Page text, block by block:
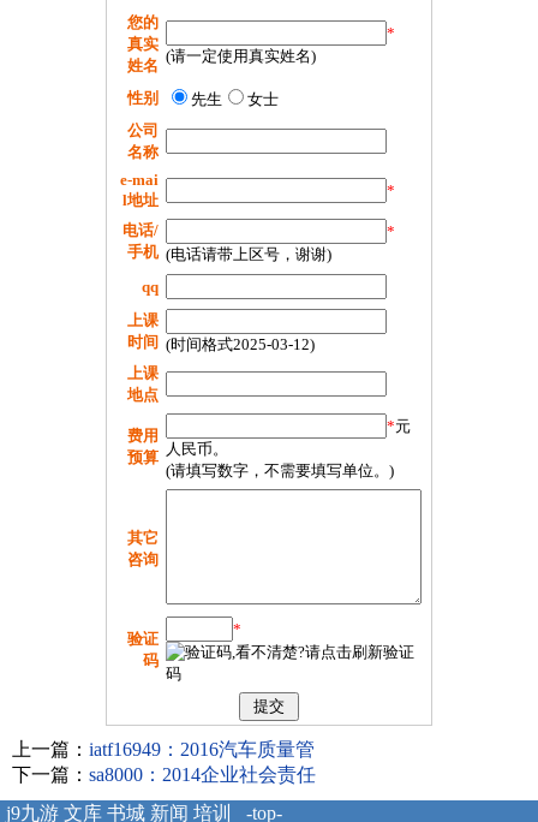
您的
真实
姓名
*
(请一定使用真实姓名)
性别 先生
女士
公司
名称
e-mai
l地址
*
电话/
手机
*
(电话请带上区号，谢谢)
qq
上课
时间 (时间格式2025-03-12)
上课
地点
费用
预算
*元
人民币。
(请填写数字，不需要填写单位。)
其它
咨询
验证
码
*
上一篇： iatf16949：2016汽车质量管
下一篇： sa8000：2014企业社会责任
j9九游 文库 书城 新闻 培训 -top-